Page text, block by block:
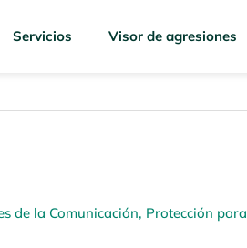
Servicios Visor de agresiones
de la Comunicación, Protección para